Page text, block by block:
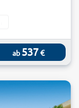
ab 537€